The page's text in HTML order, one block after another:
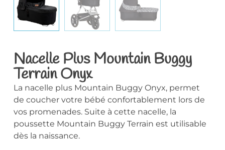
Nacelle Plus Mountain Buggy
Terrain Onyx
La nacelle plus Mountain Buggy Onyx, permet
de coucher votre bébé confortablement lors de
vos promenades. Suite à cette nacelle, la
poussette Mountain Buggy Terrain est utilisable
dès la naissance.